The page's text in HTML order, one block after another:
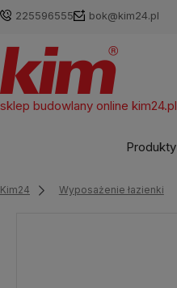
225596555 bok@kim24.pl
sklep budowlany online kim24.pl
Produkty
Kim24 Wyposażenie łazienki